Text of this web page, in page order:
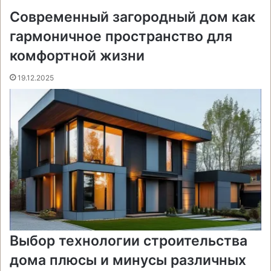
Современный загородный дом как
гармоничное пространство для
комфортной жизни
19.12.2025
Выбор технологии строительства
дома плюсы и минусы различных